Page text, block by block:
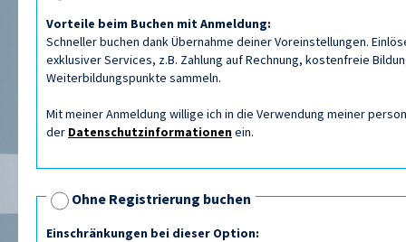
Vorteile beim Buchen mit Anmeldung:
Schneller buchen dank Übernahme deiner Voreinstellungen.
exklusiver Services, z.B. Zahlung auf Rechnung, kostenfreie
Weiterbildungspunkte sammeln.
Mit meiner Anmeldung willige ich in die Verwendung meiner
der Datenschutzinformationenein.
Ohne Registrierung buchen
Einschränkungen bei dieser Option: